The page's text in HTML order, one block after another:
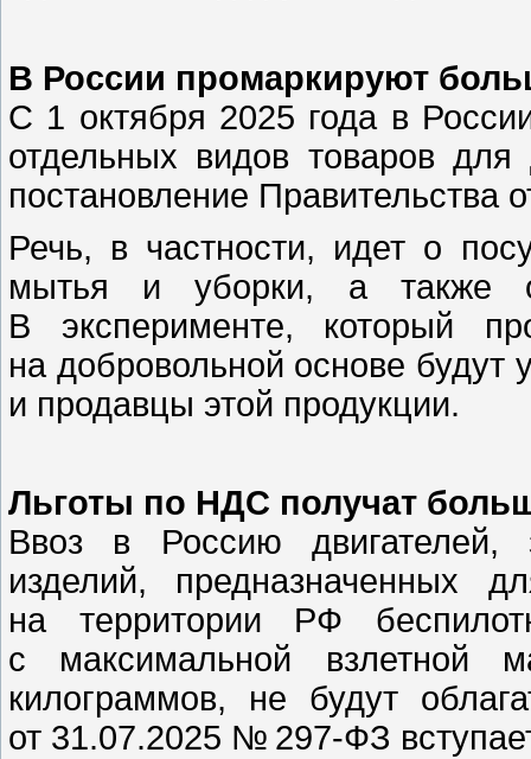
В России промаркируют
С 1 октября 2025 года в
отдельных видов товаров
постановление Правительства
Речь, в частности, идет о
мытья и уборки, а также
В эксперименте, который
на добровольной основе будут
и продавцы этой продукции.
Льготы по НДС получат
Ввоз в Россию двигателей,
изделий, предназначенных
на территории РФ
с максимальной взлетной
килограммов, не будут
от 31.07.2025 № 297-ФЗ